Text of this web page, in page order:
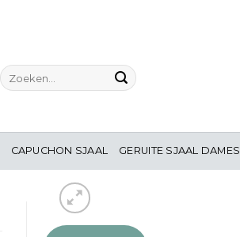
Zoeken
naar:
CAPUCHON SJAAL GERUITE SJAAL DAMES